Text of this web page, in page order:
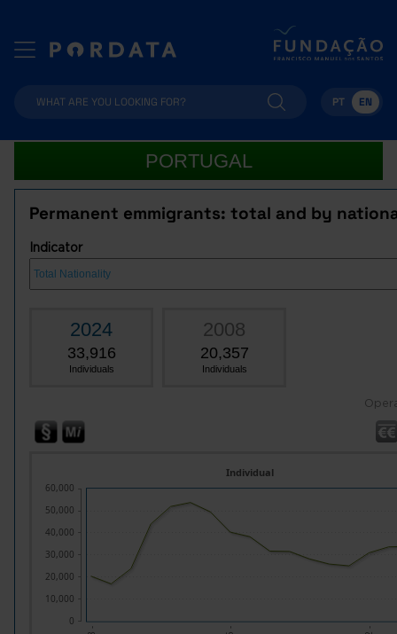
PT EN
PORTUGAL
Permanent emmigrants: total and by
Indicator
2024
33,916
Individuals
2008
20,357
Individuals
Individual
0
10,000
20,000
30,000
40,000
50,000
60,000